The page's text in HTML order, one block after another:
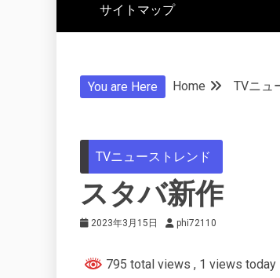
サイトマップ
You are Here Home TVニュ
TVニューストレンド
スタバ新作
2023年3月15日 phi72110
795 total views , 1 views today